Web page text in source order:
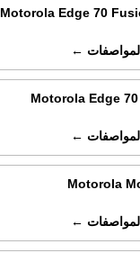
Motorola Edge 70
←
Motorola Edge
←
Motorola
←